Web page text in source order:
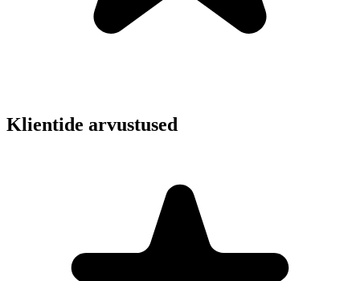
Klientide arvustused